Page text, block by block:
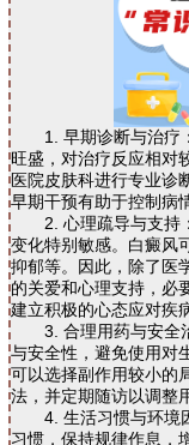
1. 早期诊断与治疗：
旺盛，对治疗反应相对
医院皮肤科进行专业诊
早期干预有助于控制病
2. 心理疏导与支持：
变化特别敏感。白癜风
抑郁等。因此，除了医
的关爱和心理支持，必
建立积极的心态应对疾
3. 合理用药与安全治
与安全性，避免使用对
可以选择副作用较小的
法，并定期随访以调整
4. 生活习惯与环境因
习惯，保持规律作息，